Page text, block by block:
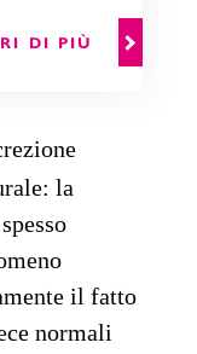
DI PIÙ
la
il fatto
normali